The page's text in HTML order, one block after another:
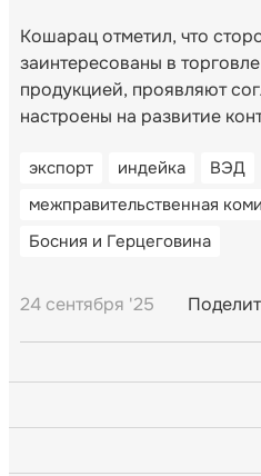
Кошарац отметил, что
заинтересованы в
продукцией, проявляют
настроены на развитие
экспорт индейка
ВЭД
межправительственная
Босния и Герцеговина
24 сентября '25